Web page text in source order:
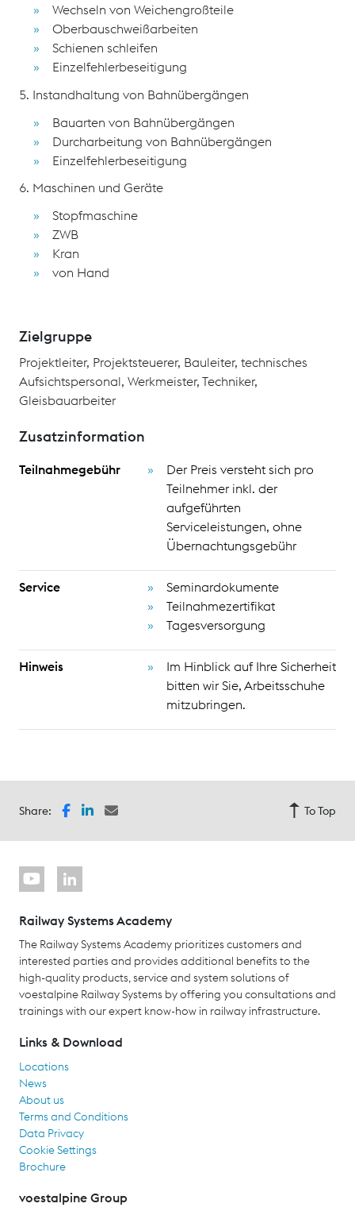
Wechseln von Weichengroßteile
Oberbauschweißarbeiten
Schienen schleifen
Einzelfehlerbeseitigung
5. Instandhaltung von Bahnübergängen
Bauarten von Bahnübergängen
Durcharbeitung von Bahnübergängen
Einzelfehlerbeseitigung
6. Maschinen und Geräte
Stopfmaschine
ZWB
Kran
von Hand
Zielgruppe
Projektleiter, Projektsteuerer, Bauleiter, technisches
Aufsichtspersonal, Werkmeister, Techniker,
Gleisbauarbeiter
Zusatzinformation
Teilnahmegebühr
Der Preis versteht sich pro
Teilnehmer inkl. der
aufgeführten
Serviceleistungen, ohne
Übernachtungsgebühr
Service
Seminardokumente
Teilnahmezertifikat
Tagesversorgung
Hinweis
Im Hinblick auf Ihre Sicherheit
bitten wir Sie, Arbeitsschuhe
mitzubringen.
Share: To Top
Railway Systems Academy
The Railway Systems Academy prioritizes customers and
interested parties and provides additional benefits to the
high-quality products, service and system solutions of
voestalpine Railway Systems by offering you consultations and
trainings with our expert know-how in railway infrastructure.
Links & Download
Locations
News
About us
Terms and Conditions
Data Privacy
Cookie Settings
Brochure
voestalpine Group